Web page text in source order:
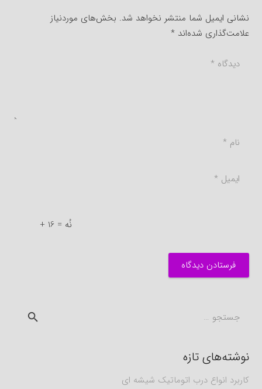
نشانی ایمیل شما منتشر نخواهد شد. بخش‌های موردنیاز
علامت‌گذاری شده‌اند*
+ نُه = 16
فرستادن دیدگاه
برای:
نوشته‌های تازه
کاربرد انواع درب اتوماتیک شیشه ای